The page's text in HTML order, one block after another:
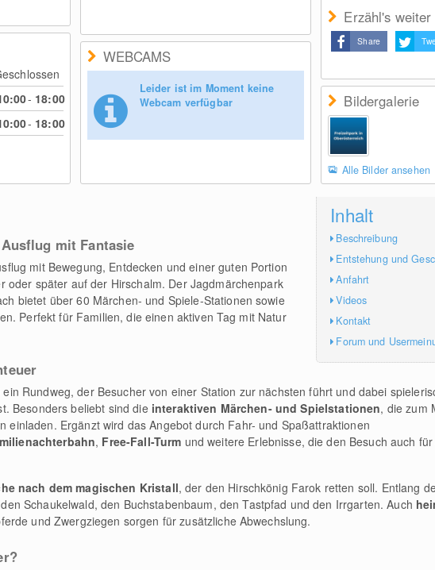
- 18:00
- 18:00
WEBCAMS
Leider ist im Moment keine
Webcam verfügbar
Erzähl's weiter
Share
Bildergalerie
Alle Bilder ansehen
Inhalt
Beschreibung
Entstehung und
Anfahrt
Videos
Kontakt
Forum und
mit Fantasie
mit Bewegung, Entdecken und einer guten Portion
oder später auf der Hirschalm. Der Jagdmärchenpark
bietet über 60 Märchen- und Spiele-Stationen sowie
Perfekt für Familien, die einen aktiven Tag mit Natur
Rundweg, der Besucher von einer Station zur nächsten führt und dabei
Besonders beliebt sind die interaktiven Märchen- und Spielstationen, die zum
einladen. Ergänzt wird das Angebot durch Fahr- und Spaßattraktionen
, Free-Fall-Turm und weitere Erlebnisse, die den Besuch auch
nach dem magischen Kristall, der den Hirschkönig Farok retten soll. Entlang
Schaukelwald, den Buchstabenbaum, den Tastpfad und den Irrgarten. Auch
und Zwergziegen sorgen für zusätzliche Abwechslung.